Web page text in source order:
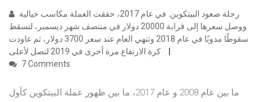
ووصل سعرها إلى قرابة 20000 دولار في منتصف شهر ديسمبر، لتسقط
سقوطًا مدويًا في عام 2018 وتنهي العام عند سعر 3700 دولار، ثم عاودت
7 Comments
ما بين عام 2008 و عام 2017، ما بين ظهور عملة البيتكوين كأول